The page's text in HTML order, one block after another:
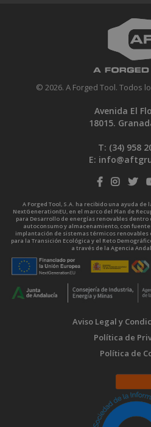
© 2026. A Forged Tool. Todos
Avenida El
18015.
T: (34) 958
E:
A Forged Tool, S.A. ha recibido una ayuda de
NextGenerationEU, en el marco del Plan de
para Desarrollo de energías renovables
autoconsumo y almacenamiento, con
implantación de sistemas térmicos
para la Transición Ecológica y el Reto
a través de la Agencia
Aviso Legal y
Política de
Política de